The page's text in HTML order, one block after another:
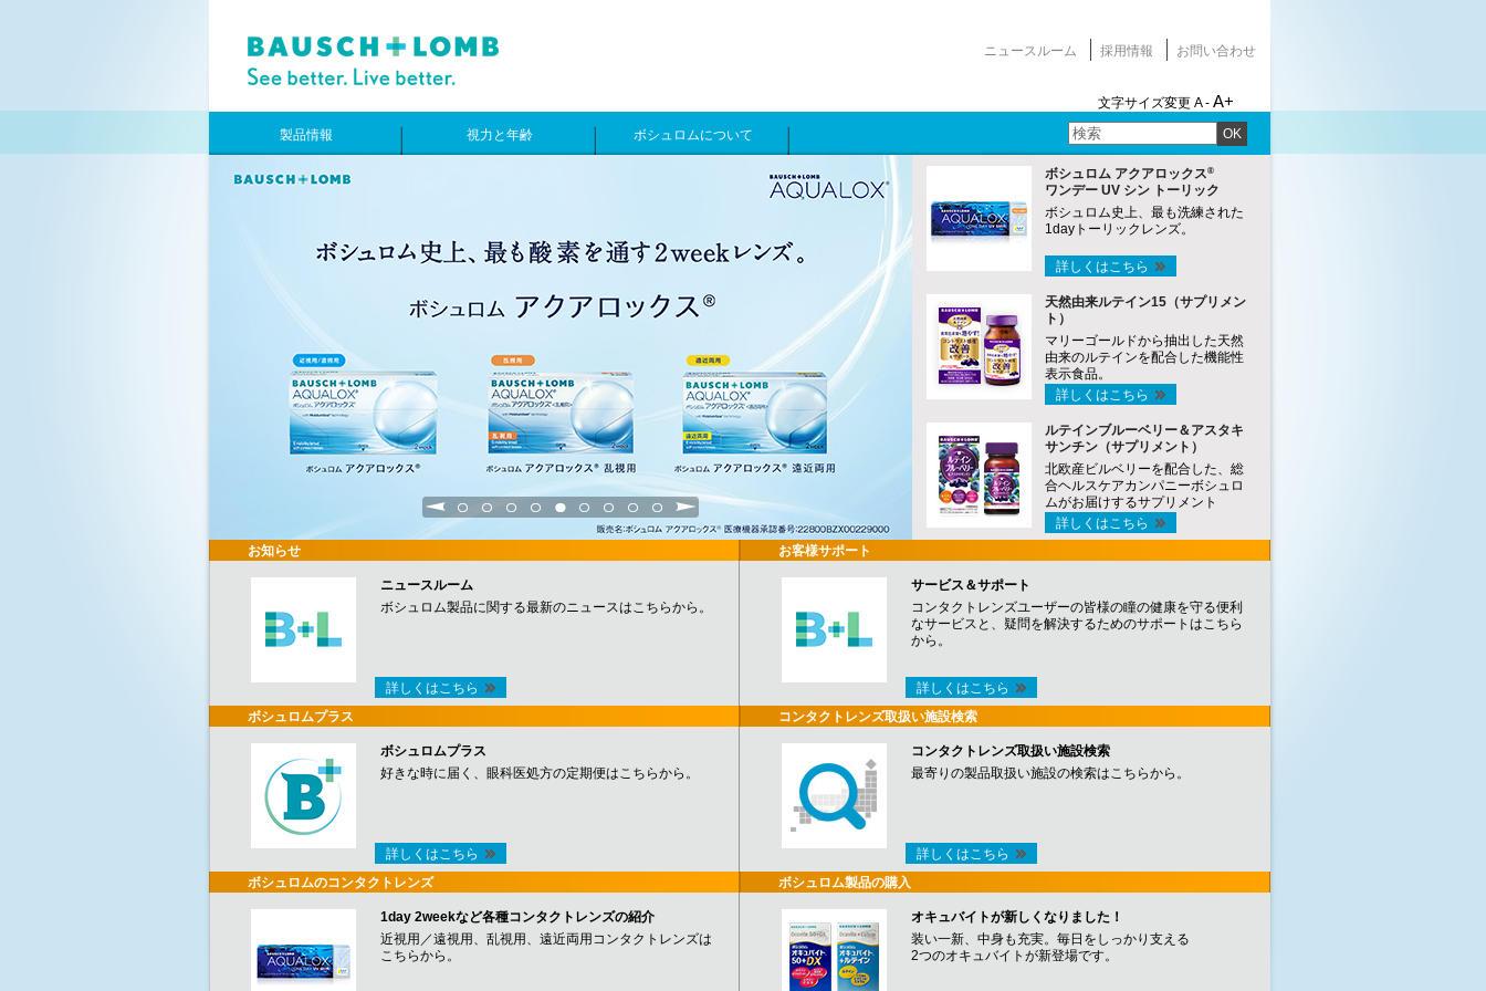
ニュースルーム 採用情報 お問い合わせ
文字サイズ変更 A - A+
OK
製品情報 視力と年齢 ボシュロムについて
1 2 3 4 5 6 7 8 9
ボシュロム アクアロックス®
ワンデー UV シン トーリック
ボシュロム史上、最も洗練された
1dayトーリックレンズ。
詳しくはこちら
天然由来ルテイン15（サプリメン
ト）
マリーゴールドから抽出した天然
由来のルテインを配合した機能性
表示食品。
詳しくはこちら
ルテインブルーベリー＆アスタキ
サンチン（サプリメント）
北欧産ビルベリーを配合した、総
合ヘルスケアカンパニーボシュロ
ムがお届けするサプリメント
詳しくはこちら
お知らせ
ニュースルーム
ボシュロム製品に関する最新のニュースはこちらから。
詳しくはこちら
ボシュロムプラス
ボシュロムプラス
好きな時に届く、眼科医処方の定期便はこちらから。
詳しくはこちら
ボシュロムのコンタクトレンズ
1day 2weekなど各種コンタクトレンズの紹介
近視用／遠視用、乱視用、遠近両用コンタクトレンズは
こちらから。
お客様サポート
サービス＆サポート
コンタクトレンズユーザーの皆様の瞳の健康を守る便利
なサービスと、疑問を解決するためのサポートはこちら
から。
詳しくはこちら
コンタクトレンズ取扱い施設検索
コンタクトレンズ取扱い施設検索
最寄りの製品取扱い施設の検索はこちらから。
詳しくはこちら
ボシュロム製品の購入
オキュバイトが新しくなりました！
装い一新、中身も充実。毎日をしっかり支える
2つのオキュバイトが新登場です。